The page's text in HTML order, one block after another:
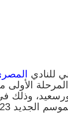
للنادي
الأولى
وذلك
2023 ـ 2024.